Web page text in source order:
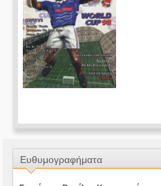
Ευθυμογραφήματα